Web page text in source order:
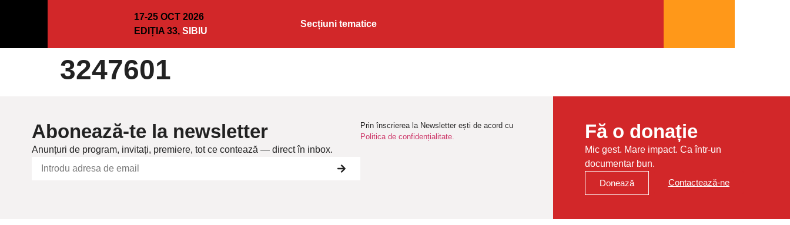
17-25 OCT 2026
EDIȚIA 33,SIBIU
Secțiuni tematice
3247601
Abonează-te la newsletter
Anunțuri de program, invitați, premiere, tot ce contează — direct în inbox.
Prin înscrierea la Newsletter ești de acord cu
Politica de confidențialitate.
Fă o donație
Mic gest. Mare impact. Ca într-un
documentar bun.
Donează
Contactează-ne